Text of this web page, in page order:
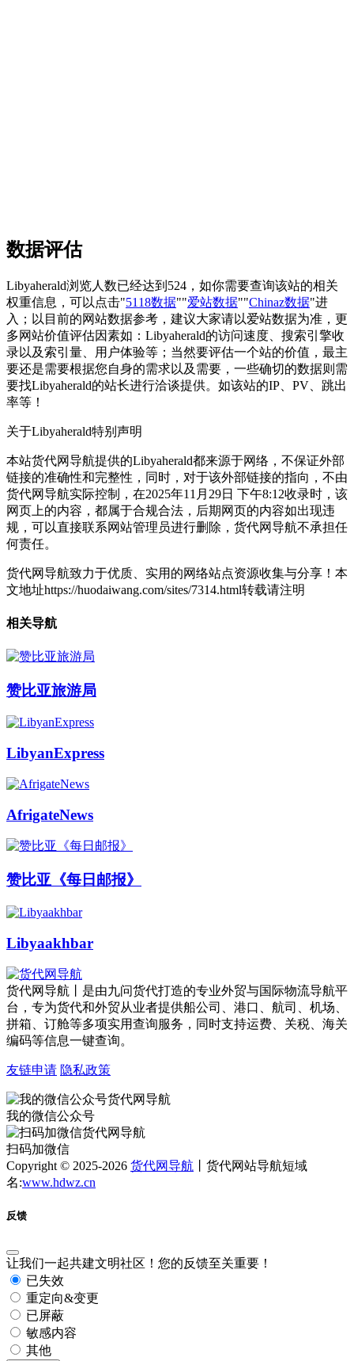
数据评估
Libyaherald浏览人数已经达到524，如你需要查询该站的相关
权重信息，可以点击"5118数据""爱站数据""Chinaz数据"进
入；以目前的网站数据参考，建议大家请以爱站数据为准，更
多网站价值评估因素如：Libyaherald的访问速度、搜索引擎收
录以及索引量、用户体验等；当然要评估一个站的价值，最主
要还是需要根据您自身的需求以及需要，一些确切的数据则需
要找Libyaherald的站长进行洽谈提供。如该站的IP、PV、跳出
率等！
关于Libyaherald特别声明
本站货代网导航提供的Libyaherald都来源于网络，不保证外部
链接的准确性和完整性，同时，对于该外部链接的指向，不由
货代网导航实际控制，在2025年11月29日 下午8:12收录时，该
网页上的内容，都属于合规合法，后期网页的内容如出现违
规，可以直接联系网站管理员进行删除，货代网导航不承担任
何责任。
货代网导航致力于优质、实用的网络站点资源收集与分享！ 本
文地址https://huodaiwang.com/sites/7314.html转载请注明
相关导航
赞比亚旅游局
LibyanExpress
AfrigateNews
赞比亚《每日邮报》
Libyaakhbar
货代网导航丨是由九问货代打造的专业外贸与国际物流导航平
台，专为货代和外贸从业者提供船公司、港口、航司、机场、
拼箱、订舱等多项实用查询服务，同时支持运费、关税、海关
编码等信息一键查询。
友链申请 隐私政策
我的微信公众号
扫码加微信
Copyright © 2025-2026 货代网导航 丨货代网站导航短域
名:www.hdwz.cn
反馈
让我们一起共建文明社区！您的反馈至关重要！
已失效
重定向&变更
已屏蔽
敏感内容
其他